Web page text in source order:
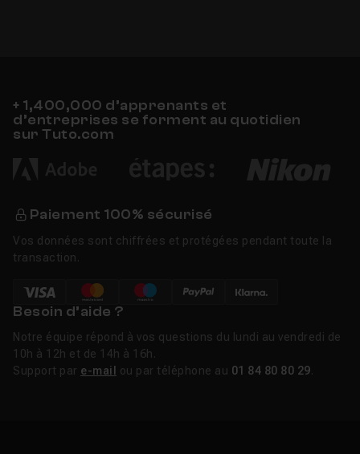
+ 1,400,000 d’apprenants et
d’entreprises se forment au quotidien
sur Tuto.com
Paiement 100% sécurisé
Vos données sont chiffrées et protégées pendant toute la
transaction.
Besoin d’aide ?
Notre équipe répond à vos questions du lundi au vendredi de
10h à 12h et de 14h à 16h.
Support par e-mail ou par téléphone au 01 84 80 80 29